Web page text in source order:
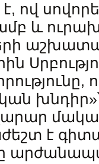
ով
և
խնդիր»՝
է